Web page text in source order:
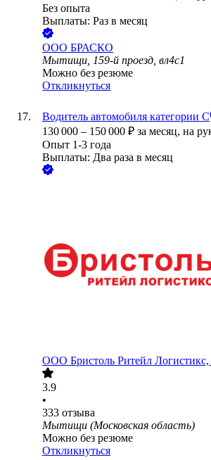
Без опыта
Выплаты: Раз в месяц
ООО БРАСКО
Мытищи, 159-й проезд, вл4с1
Можно без резюме
Откликнуться
Водитель автомобиля категории С
130 000 – 150 000 ₽ за месяц, на
Опыт 1-3 года
Выплаты: Два раза в месяц
ООО Бристоль Ритейл Логистикс,
3.9
•
333 отзыва
Мытищи (Московская область)
Можно без резюме
Откликнуться